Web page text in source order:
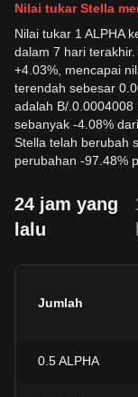
Nilai tukar Stella
Nilai tukar 1 ALPHA
dalam 7 hari
+4.03%, mencapai
terendah sebesar
adalah B/.0.0004008
sebanyak -4.08%
Stella telah berubah
perubahan -97.48%
24 jam yang
lalu
Jumlah
0.5ALPHA